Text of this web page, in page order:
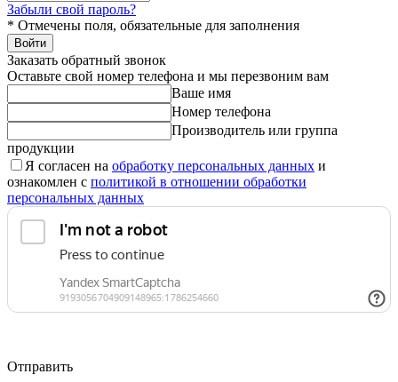
Забыли свой пароль?
* Отмечены поля, обязательные для заполнения
Войти
Заказать обратный звонок
Оставьте свой номер телефона и мы перезвоним вам
Ваше имя
Номер телефона
Производитель или группа
продукции
Я согласен на обработку персональных данных и
ознакомлен с политикой в отношении обработки
персональных данных
Отправить